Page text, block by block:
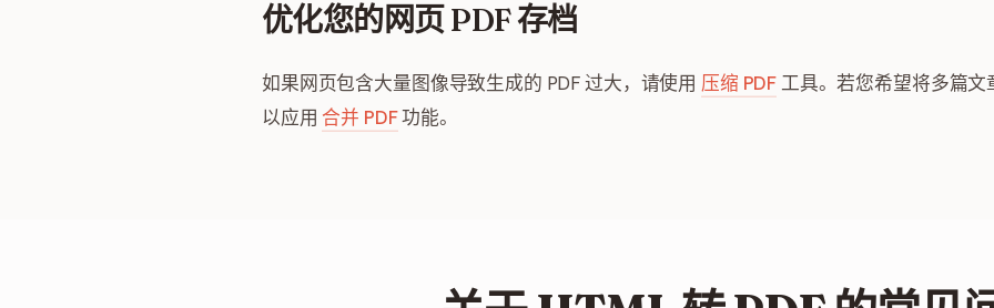
优化您的网页 PDF 存档
如果网页包含大量图像导致生成的 PDF 过大，请使用 压缩 PDF工具。若您希望将多篇
以应用 合并 PDF功能。